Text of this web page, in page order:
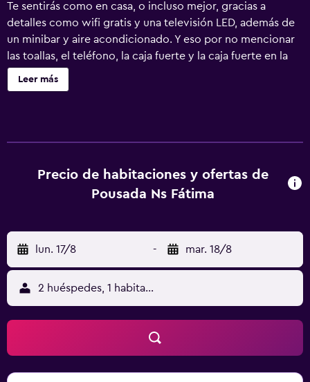
Te sentirás como en casa, o incluso mejor, gracias a
detalles como wifi gratis y una televisión LED, además de
un minibar y aire acondicionado. Y eso por no mencionar
las toallas, el teléfono, la caja fuerte y la caja fuerte en la
recepción.
Leer más
Precio de habitaciones y ofertas de
Pousada Ns Fátima
lun. 17/8 - mar. 18/8
2 huéspedes, 1 habitación